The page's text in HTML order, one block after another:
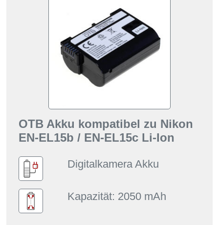
OTB Akku kompatibel zu Nikon
EN-EL15b / EN-EL15c Li-Ion
Digitalkamera Akku
Kapazität: 2050 mAh